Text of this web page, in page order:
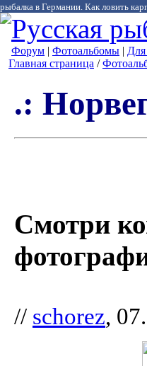
рыбалка в Германии. Как ловить
Форум | Фотоальбомы |
Главная страница /
.:
Смотри
// schorez,